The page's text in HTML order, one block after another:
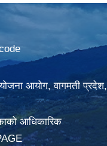
आयोग, वागमती प्रदेश,
आधिकारिक